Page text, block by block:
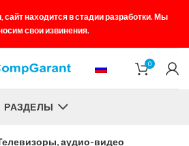
находится в стадии разработки. Мы
свои извинения.
0
РАЗДЕЛЫ
аудио-видео